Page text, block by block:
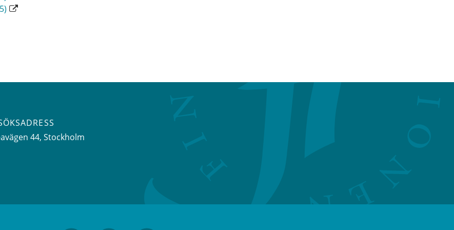
44, Stockholm